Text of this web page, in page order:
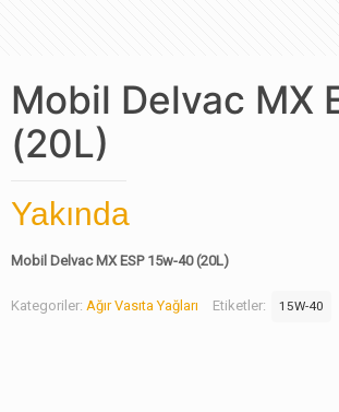
Mobil Delvac MX
(20L)
Yakında
Mobil Delvac MX ESP 15w-40 (20L)
Kategoriler: Ağır Vasıta Yağları Etiketler: 15W-40